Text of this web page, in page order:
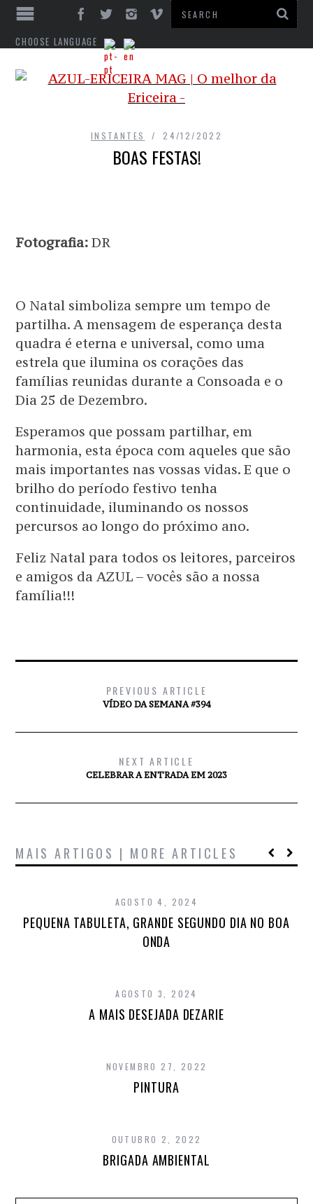
CHOOSE LANGUAGE
INSTANTES 24/12/2022
BOAS FESTAS!
Fotografia: DR
O Natal simboliza sempre um tempo de
partilha. A mensagem de esperança desta
quadra é eterna e universal, como uma
estrela que ilumina os corações das
famílias reunidas durante a Consoada e o
Dia 25 de Dezembro.
Esperamos que possam partilhar, em
harmonia, esta época com aqueles que são
mais importantes nas vossas vidas. E que o
brilho do período festivo tenha
continuidade, iluminando os nossos
percursos ao longo do próximo ano.
Feliz Natal para todos os leitores, parceiros
e amigos da AZUL – vocês são a nossa
família!!!
PREVIOUS ARTICLE
VÍDEO DA SEMANA #394
NEXT ARTICLE
CELEBRAR A ENTRADA EM 2023
MAIS ARTIGOS | MORE ARTICLES
AGOSTO 4, 2024
PEQUENA TABULETA, GRANDE SEGUNDO DIA NO BOA
ONDA
AGOSTO 3, 2024
A MAIS DESEJADA DEZARIE
NOVEMBRO 27, 2022
PINTURA
OUTUBRO 2, 2022
BRIGADA AMBIENTAL